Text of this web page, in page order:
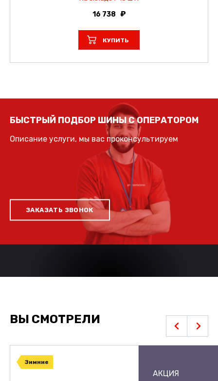
16 738
КУПИТЬ
БЫСТРЫЙ ПОДБОР ШИНЫ С ОПЕРАТОРОМ
Описание услуги, мы вас проконсультируем
ЗАКАЗАТЬ ЗВОНОК
ВЫ СМОТРЕЛИ
Зимние
АКЦИЯ